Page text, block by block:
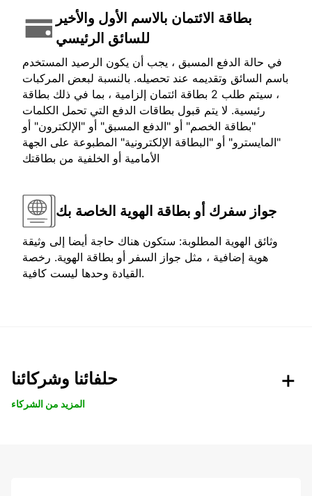
بطاقة الائتمان بالاسم الأول والأخير
للسائق الرئيسي
في حالة الدفع المسبق ، يجب أن يكون الرصيد المستخدم
باسم السائق وتقديمه عند تحصيله. بالنسبة لبعض المركبات
، سيتم طلب 2 بطاقة ائتمان إلزامية ، بما في ذلك بطاقة
رئيسية. لا يتم قبول بطاقات الدفع التي تحمل الكلمات
"بطاقة الخصم" أو "الدفع المسبق" أو "الإلكترون" أو
"المايسترو" أو "البطاقة الإلكترونية" المطبوعة على الجهة
الأمامية أو الخلفية من بطاقتك
جواز سفرك أو بطاقة الهوية الخاصة بك
وثائق الهوية المطلوبة: ستكون هناك حاجة أيضا إلى وثيقة
هوية إضافية ، مثل جواز السفر أو بطاقة الهوية. رخصة
القيادة وحدها ليست كافية.
حلفائنا وشركائنا
المزيد من الشركاء